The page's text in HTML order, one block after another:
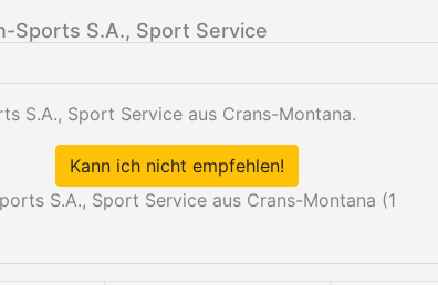
Sports S.A., Sport Service
S.A., Sport Service aus Crans-Montana.
Kann ich nicht empfehlen!
S.A., Sport Service aus Crans-Montana (1